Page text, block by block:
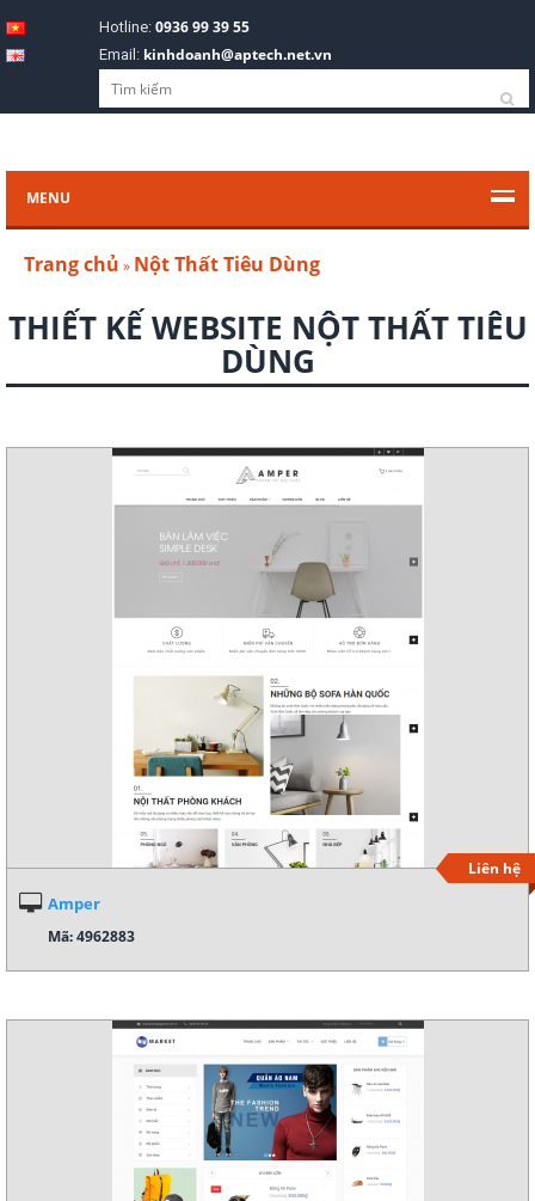
Hotline: 0936 99 39 55
Email: kinhdoanh@aptech.net.vn
MENU
Trang chủ » Nột Thất Tiêu Dùng
THIẾT KẾ WEBSITE NỘT THẤT TIÊU
DÙNG
Chi tiết
Liên hệ
Amper
Mã: 4962883
Chi tiết